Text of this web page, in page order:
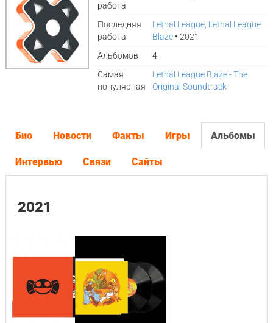
работа
Последняя
работа
Lethal League, Lethal League
Blaze • 2021
Альбомов
4
Самая
популярная
Lethal League Blaze - The
Original Soundtrack
Био Новости Факты Игры Альбомы
Интервью Связи Сайты
2021